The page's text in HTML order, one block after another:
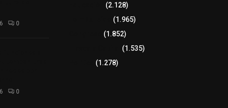
0
0
(2.128)
(1.965)
(1.852)
(1.535)
(1.278)